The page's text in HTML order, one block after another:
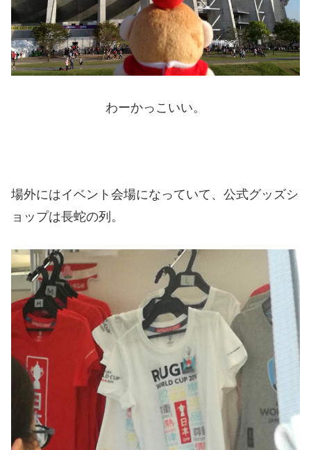
わーかっこいい。
場外にはイベント会場になっていて、公式グッズシ
ョップは長蛇の列。